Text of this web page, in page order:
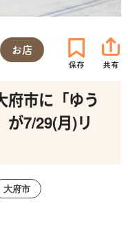
お店
府市に「ゆう
が7/29(月)リ
大府市